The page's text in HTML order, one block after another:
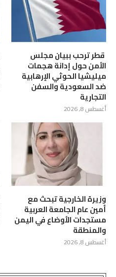
‏ قطر ترحب ببيان مجلس
الأمن حول إدانة هجمات
ميليشيا الحوثي الإرهابية
ضد السعودية والسفن
التجارية
أغسطس 8, 2026
وزيرة الخارجية تبحث مع
أمين عام الجامعة العربية
مستجدات الأوضاع في اليمن
والمنطقة
أغسطس 8, 2026